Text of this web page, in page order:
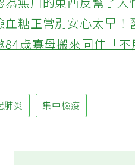
無用的東西反幫了大
糖正常別安心太早！
歲寡母搬來同住「
肺炎 集中檢疫